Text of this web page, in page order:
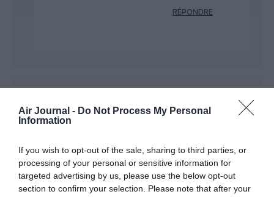
Air Journal - Do Not Process My Personal
Information
If you wish to opt-out of the sale, sharing to third parties, or
processing of your personal or sensitive information for
targeted advertising by us, please use the below opt-out
section to confirm your selection. Please note that after your
RÉPONDRE
min
hors effet des cadences » (…) alors que l’inflation officielle
n’était que de +2,5%.”
Chiffres évidemment contestés par les syndicats de pilotes